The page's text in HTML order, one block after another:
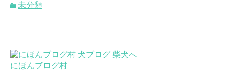
未分類
にほんブログ村